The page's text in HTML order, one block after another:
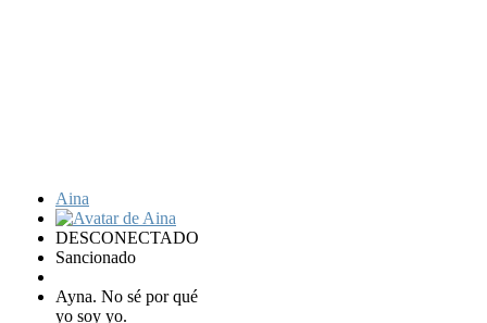
Aina
DESCONECTADO
Sancionado
Ayna. No sé por qué
yo soy yo.